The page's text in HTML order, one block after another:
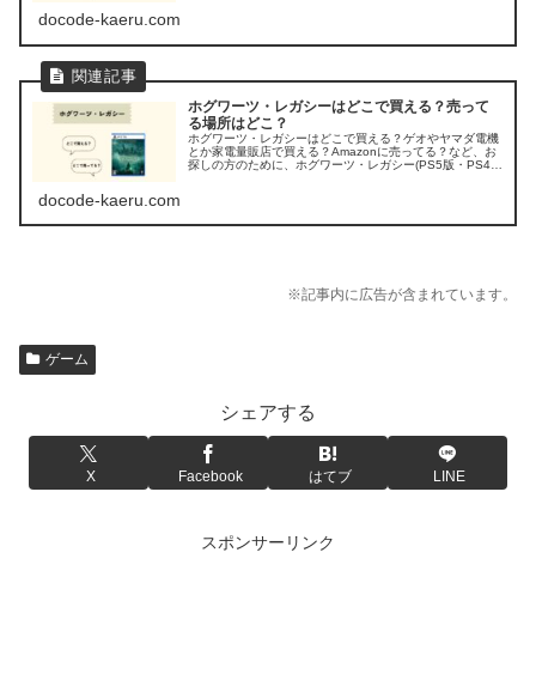
docode-kaeru.com
ホグワーツ・レガシーはどこで買える？売って
る場所はどこ？
ホグワーツ・レガシーはどこで買える？ゲオやヤマダ電機
とか家電量販店で買える？Amazonに売ってる？など、お
探しの方のために、ホグワーツ・レガシー(PS5版・PS4
docode-kaeru.com
※記事内に広告が含まれています。
ゲーム
シェアする
X Facebook はてブ LINE
スポンサーリンク